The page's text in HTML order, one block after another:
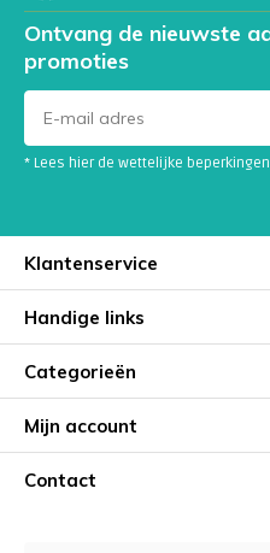
Ontvang de nieuwste
promoties
* Lees hier de wettelijke beperkingen
Klantenservice
Handige links
Categorieën
Mijn account
Contact